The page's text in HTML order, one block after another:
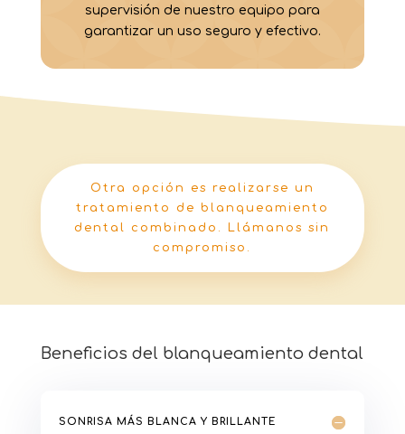
supervisión de nuestro equipo para
garantizar un uso seguro y efectivo.
Otra opción es realizarse un
tratamiento de blanqueamiento
dental combinado. Llámanos sin
compromiso.
Beneficios del blanqueamiento dental
SONRISA MÁS BLANCA Y BRILLANTE